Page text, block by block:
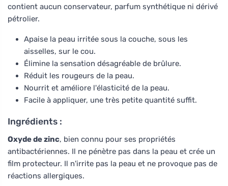
contient aucun conservateur, parfum synthétique ni dérivé
pétrolier.
Apaise la peau irritée sous la couche, sous les
aisselles, sur le cou.
Élimine la sensation désagréable de brûlure.
Réduit les rougeurs de la peau.
Nourrit et améliore l'élasticité de la peau.
Facile à appliquer, une très petite quantité suffit.
Ingrédients :
Oxyde de zinc, bien connu pour ses propriétés
antibactériennes. Il ne pénètre pas dans la peau et crée un
film protecteur. Il n'irrite pas la peau et ne provoque pas de
réactions allergiques.